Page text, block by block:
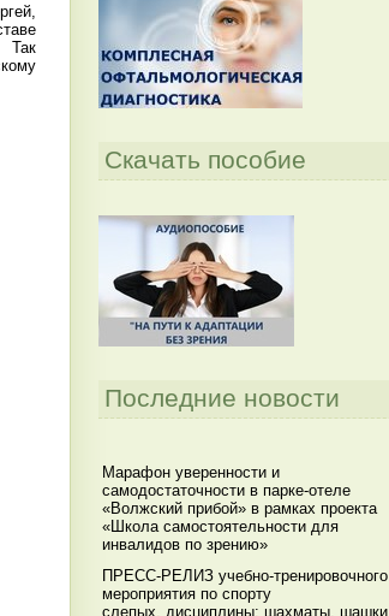
Так
Скачать пособие
Последние новости
Марафон уверенности и
самодостаточности в парке-отеле
«Волжский прибой» в рамках проекта
«Школа самостоятельности для
инвалидов по зрению»
ПРЕСС-РЕЛИЗ учебно-тренировочного
мероприятия по спорту
слепых, дисциплины: шахматы, шашки